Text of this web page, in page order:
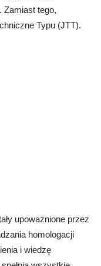
Zamiast tego,
Typu (JTT).
upoważnione przez
homologacji
i wiedzę